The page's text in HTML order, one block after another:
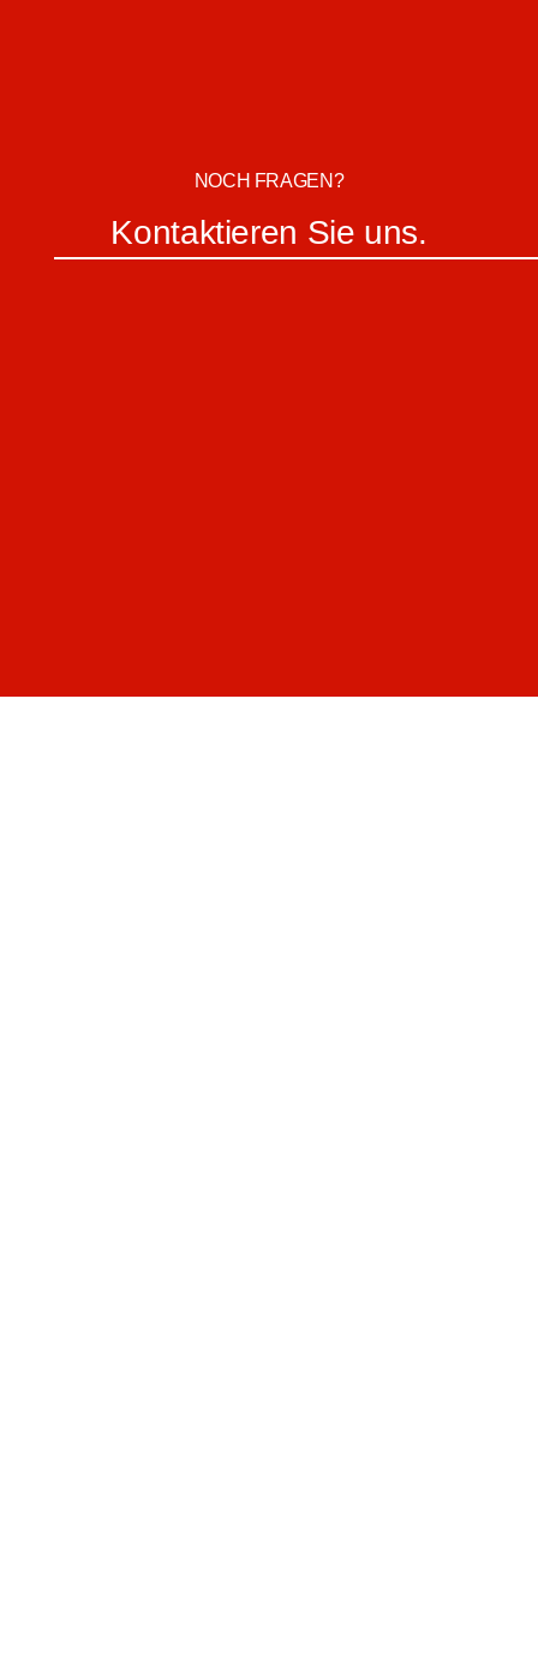
NOCH FRAGEN?
Kontaktieren Sie uns.